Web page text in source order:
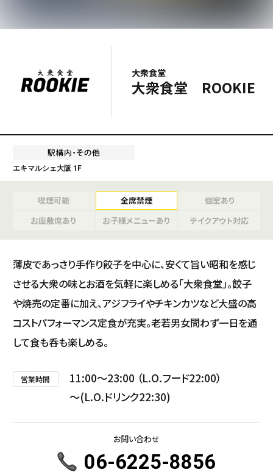
エキマルシェ大阪 1F
大衆食堂
大衆食堂 ROOKIE
薄皮であっさり手作り餃子を中心に、安くて旨い昭和を感じ
させる大衆の味とお酒を気軽に楽しめる「大衆食堂」。餃子
や焼売の定番に加え、アジフライやチキンカツなど大盛の高
コストパフォーマンス定食が充実。老若男女問わず一日を通
して食も呑も楽しめる。
喫煙可能 全席禁煙
個室あり
お座敷席あり
お子様メニューあり テイクアウト対応
営業時間 11:00
23:00 （L.O.フード22:00）
(L.O.ドリンク22:30)
お問い合わせ
06-6225-8856